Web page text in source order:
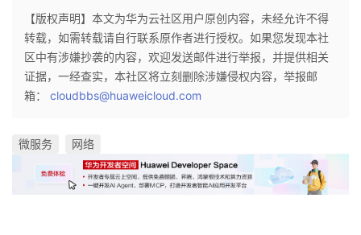
【版权声明】本文为华为云社区用户原创内容，未经允许不得
转载，如需转载请自行联系原作者进行授权。如果您发现本社
区中有涉嫌抄袭的内容，欢迎发送邮件进行举报，并提供相关
证据，一经查实，本社区将立刻删除涉嫌侵权内容，举报邮
箱： cloudbbs@huaweicloud.com
微服务 网络